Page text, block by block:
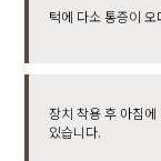
턱에 다소 통증이
장치 착용 후 아침
있습니다.